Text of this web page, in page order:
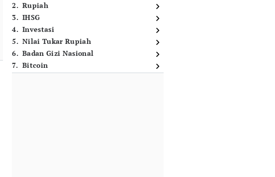
2. Rupiah
3. IHSG
4. Investasi
5. Nilai Tukar Rupiah
6. Badan Gizi Nasional
7. Bitcoin